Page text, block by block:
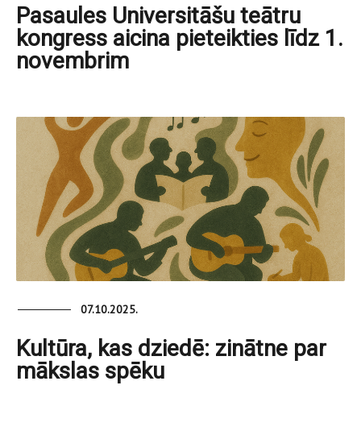
Pasaules Universitāšu teātru
kongress aicina pieteikties līdz 1.
novembrim
07.10.2025.
Kultūra, kas dziedē: zinātne par
mākslas spēku